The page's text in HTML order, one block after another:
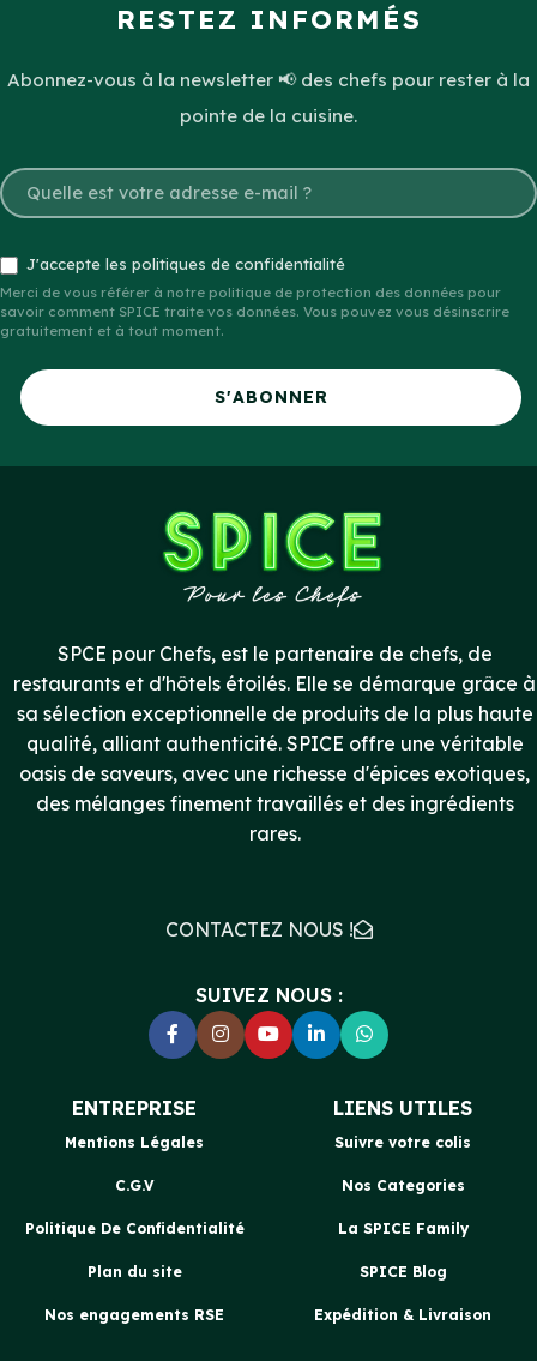
RESTEZ INFORMÉS
Abonnez-vous à la newsletter 📢 des chefs pour rester à la
pointe de la cuisine.
J'accepte les politiques de confidentialité
Merci de vous référer à notre politique de protection des données pour
savoir comment SPICE traite vos données. Vous pouvez vous désinscrire
gratuitement et à tout moment.
S'ABONNER
SPCE pour Chefs, est le partenaire de chefs, de
restaurants et d'hôtels étoilés. Elle se démarque grâce à
sa sélection exceptionnelle de produits de la plus haute
qualité, alliant authenticité. SPICE offre une véritable
oasis de saveurs, avec une richesse d'épices exotiques,
des mélanges finement travaillés et des ingrédients
rares.
CONTACTEZ NOUS !
SUIVEZ NOUS :
ENTREPRISE
Mentions Légales
C.G.V
Politique De Confidentialité
Plan du site
Nos engagements RSE
LIENS UTILES
Suivre votre colis
Nos Categories
La SPICE Family
SPICE Blog
Expédition & Livraison